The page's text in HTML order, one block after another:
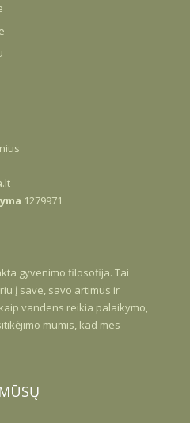
1279971
gyvenimo filosofija. Tai
į save, savo artimus ir
vandens reikia palaikymo,
mumis, kad mes